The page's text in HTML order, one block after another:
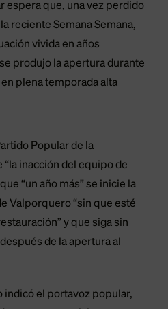
espera que, una vez perdido
reciente Semana Semana,
vivida en años
produjo la apertura durante
plena temporada alta
Popular de la
inacción del equipo de
“un año más” se inicie la
Valporquero “sin que esté
y que siga sin
de la apertura al
indicó el portavoz popular,